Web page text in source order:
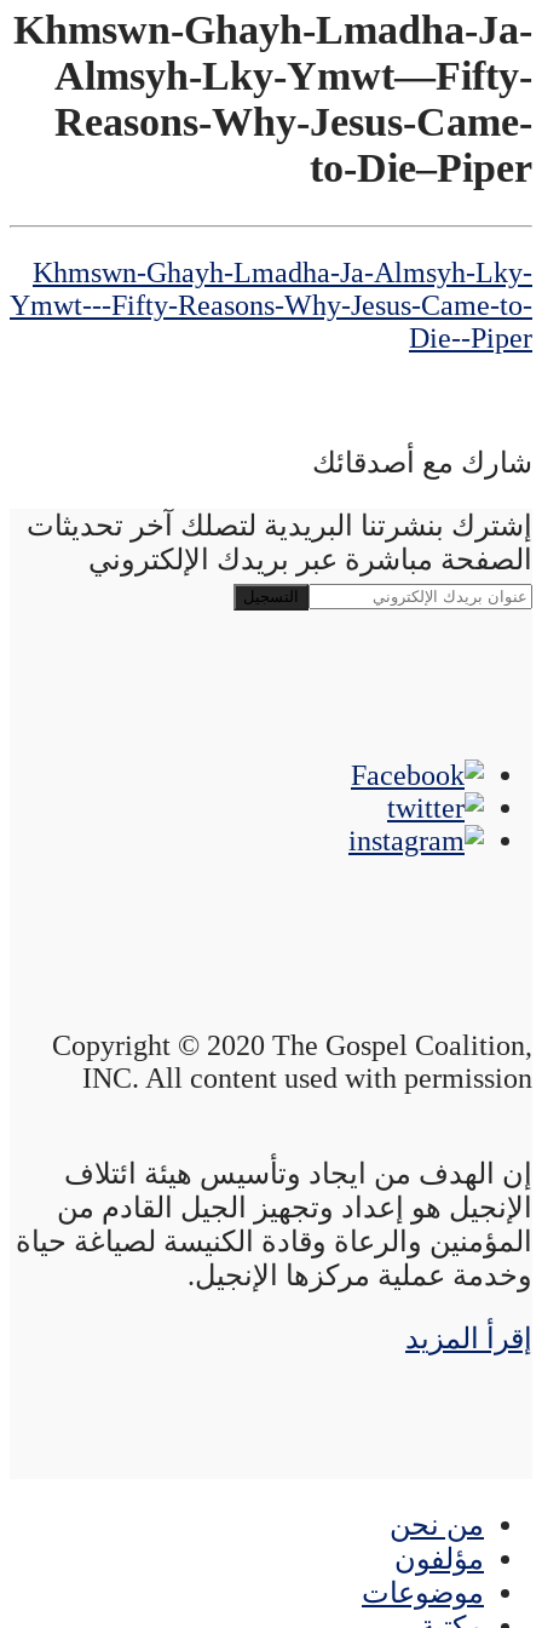
Khmswn-Ghayh-Lmadha-Ja-
Almsyh-Lky-Ymwt—Fifty-
Reasons-Why-Jesus-Came-
to-Die–Piper
Khmswn-Ghayh-Lmadha-Ja-Almsyh-Lky-
Ymwt---Fifty-Reasons-Why-Jesus-Came-to-
Die--Piper
شارك مع أصدقائك
إشترك بنشرتنا البريدية لتصلك آخر تحديثات
الصفحة مباشرة عبر بريدك الإلكتروني
Copyright © 2020 The Gospel Coalition,
INC. All content used with permission
إن الهدف من ايجاد وتأسيس هيئة ائتلاف
الإنجيل هو إعداد وتجهيز الجيل القادم من
المؤمنين والرعاة وقادة الكنيسة لصياغة حياة
وخدمة عملية مركزها الإنجيل.
إقرأ المزيد
من نحن
مؤلفون
موضوعات